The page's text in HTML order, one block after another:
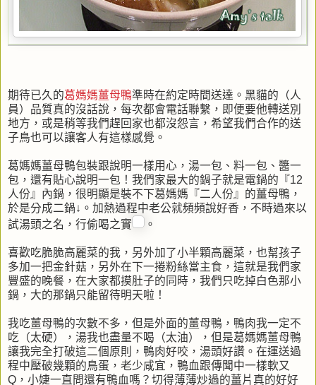
期待已久的葛媽媽薑母鴨準時在約定時間送達。黑貓的（人
員）品質真的沒話說，每次都會電話聯繫，即便要他轉送別
地方，或是稍等我們趕回家也都沒怨言，希望我們合作的送
子鳥也可以讓客人有這樣感覺。
葛媽媽薑母鴨包裝跟說明一樣用心，湯一包、料一包、醬一
包，還有貼心說明一包！我們家最大的鍋子就是電鍋的『12
人份』內鍋，很明顯是裝不下葛媽媽『二人份』的薑母鴨，
於是分成二鍋↓。加熱過程中老公就頻頻說好香，不時過來以
試湯頭之名，行偷喝之實
。
喜歡吃脆脆高麗菜的我，另外加了小半顆高麗菜，也幫孩子
多加一把金針菇，另外在下一捲粉絲當主食，這就是我們家
豐盛的晚餐，在大家都摸肚子的同時，我們只吃掉白色那小
鍋，大的那鍋只能留待明天啦！
我吃薑母鴨的次數不多，但是外面的薑母鴨，鴨肉我一定不
吃（太硬），湯我也盡量不喝（太油），但是葛媽媽薑母鴨
讓我完全打破這二個原則，鴨肉好咬，湯頭好讚。在運送過
程中壓破幾顆的鳥蛋，老少咸宜，鴨血跟傳聞中一樣軟又
Q，小婕一直問還有鴨血嗎？切得薄薄炒過的薑片真的好好